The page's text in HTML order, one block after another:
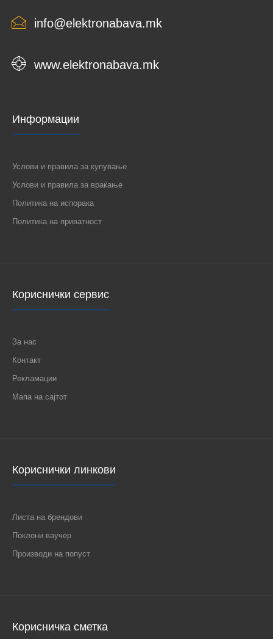
info@elektronabava.mk
www.elektronabava.mk
Информации
Услови и правила за купување
Услови и правила за враќање
Политика на испорака
Политика на приватност
Кориснички сервис
За нас
Контакт
Рекламации
Мапа на сајтот
Кориснички линкови
Листа на брендови
Поклони ваучер
Производи на попуст
Корисничка сметка